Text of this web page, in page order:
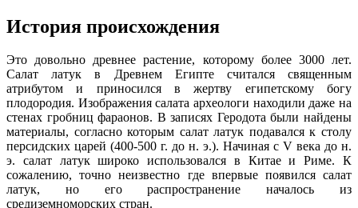
История происхождения
Это довольно древнее растение, которому более 3000 лет.
Салат латук в Древнем Египте считался священным
атрибутом и приносился в жертву египетскому богу
плодородия. Изображения салата археологи находили даже на
стенах гробниц фараонов. В записях Геродота были найдены
материалы, согласно которым салат латук подавался к столу
персидских царей (400-500 г. до н. э.). Начиная с V века до н.
э. салат латук широко использовался в Китае и Риме. К
сожалению, точно неизвестно где впервые появился салат
латук, но его распространение началось из
средиземноморских стран.